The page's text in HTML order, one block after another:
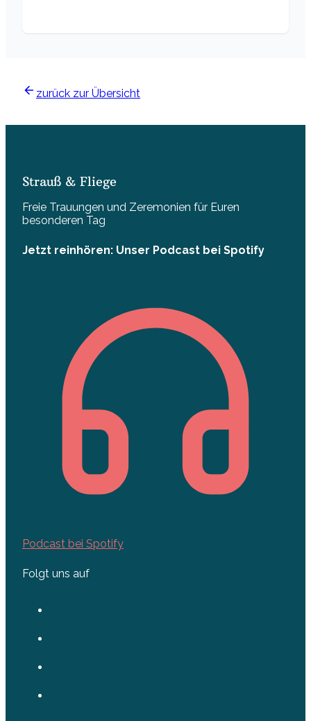
zurück zur Übersicht
Strauß & Fliege
Freie Trauungen und Zeremonien für Euren
besonderen Tag
Jetzt reinhören: Unser Podcast bei Spotify
Podcast bei Spotify
Folgt uns auf